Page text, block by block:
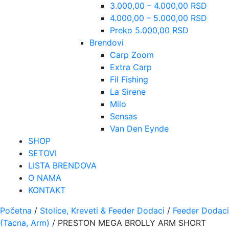
3.000,00 – 4.000,00 RSD
4.000,00 – 5.000,00 RSD
Preko 5.000,00 RSD
Brendovi
Carp Zoom
Extra Carp
Fil Fishing
La Sirene
Milo
Sensas
Van Den Eynde
SHOP
SETOVI
LISTA BRENDOVA
O NAMA
KONTAKT
Početna / Stolice, Kreveti & Feeder Dodaci / Feeder Dodaci
(Tacna, Arm) / PRESTON MEGA BROLLY ARM SHORT